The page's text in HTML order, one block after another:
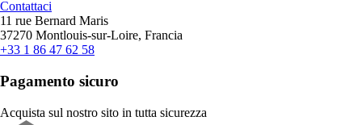
Contattaci
11 rue Bernard Maris
37270 Montlouis-sur-Loire, Francia
+33 1 86 47 62 58
Pagamento sicuro
Acquista sul nostro sito in tutta sicurezza